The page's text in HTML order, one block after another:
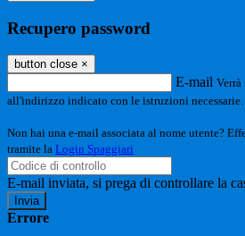
Recupero password
button close ×
E-mail
all'indirizzo indicato con le istruzioni necessarie.
Non hai una e-mail associata al nome utente?
tramite la Login Spaggiari
E-mail inviata, si prega di controllare la
Errore